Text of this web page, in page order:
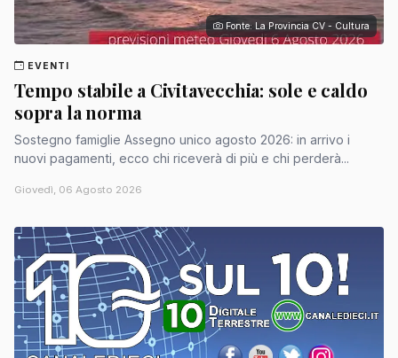
Fonte: La Provincia CV - Cultura
EVENTI
Tempo stabile a Civitavecchia: sole e caldo
sopra la norma
Sostegno famiglie Assegno unico agosto 2026: in arrivo i
nuovi pagamenti, ecco chi riceverà di più e chi perderà...
Giovedì, 06 Agosto 2026